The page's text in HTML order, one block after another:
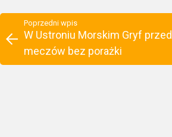
Poprzedni wpis
W Ustroniu Morskim Gryf
meczów bez porażki